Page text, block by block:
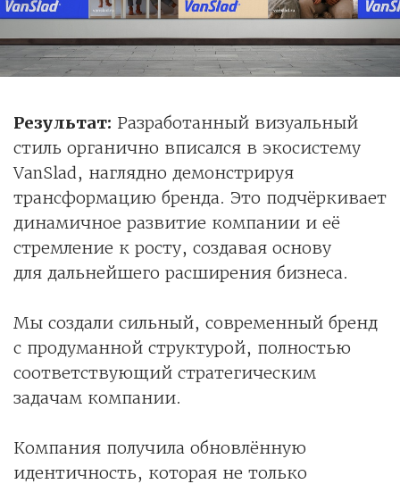
Результат: Разработанный визуальный
стиль органично вписался в экосистему
VanSlad, наглядно демонстрируя
трансформацию бренда. Это подчёркивает
динамичное развитие компании и её
стремление к росту, создавая основу
для дальнейшего расширения бизнеса.
Мы создали сильный, современный бренд
с продуманной структурой, полностью
соответствующий стратегическим
задачам компании.
Компания получила обновлённую
идентичность, которая не только